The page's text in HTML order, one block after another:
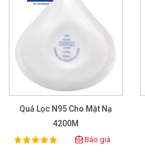
Quả Lọc N95 Cho Mặt Nạ
4200M
Rating:
100% Báo giá